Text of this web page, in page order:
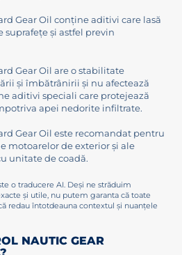
Gear Oil conține aditivi care lasă
suprafețe și astfel previn
Gear Oil are o stabilitate
și îmbătrânirii și nu afectează
aditivi speciali care protejează
apei nedorite infiltrate.
Gear Oil este recomandat pentru
motoarelor de exterior și ale
unitate de coadă.
o traducere AI. Deși ne străduim
și utile, nu putem garanta că toate
redau întotdeauna contextul și nuanțele
NAUTIC GEAR